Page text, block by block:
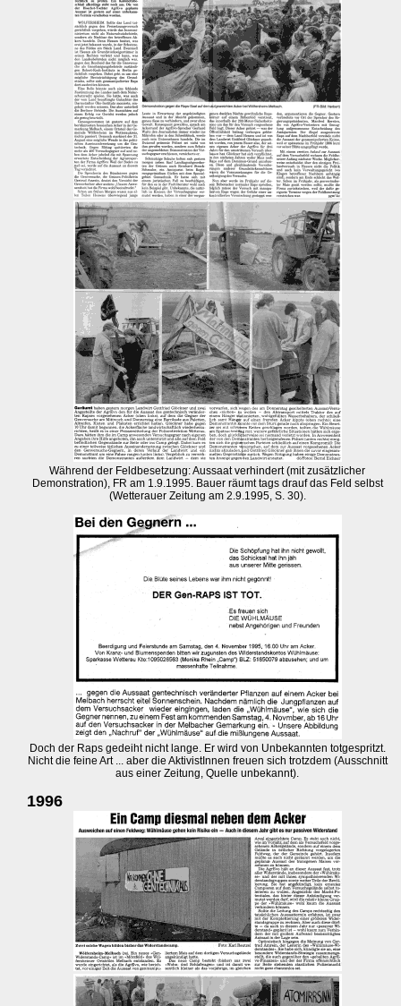
Während der Feldbesetzung: Aussaat verhindert (mit zusätzlicher
Demonstration), FR am 1.9.1995. Bauer räumt tags drauf das Feld selbst
(Wetterauer Zeitung am 2.9.1995, S. 30).
Doch der Raps gedeiht nicht lange. Er wird von Unbekannten totgespritzt.
Nicht die feine Art ... aber die AktivistInnen freuen sich trotzdem (Ausschnitt
aus einer Zeitung, Quelle unbekannt).
1996